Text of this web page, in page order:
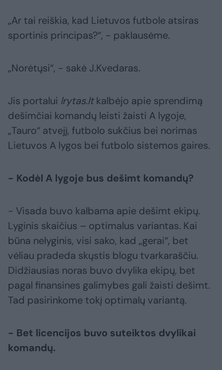
„Ar tai reiškia, kad Lietuvos futbole atsiras
sportinis principas?“, - paklausėme.
„Norėtųsi“, - sakė J.Kvedaras.
Jis portalui lrytas.ltkalbėjo apie sprendimą
dešimčiai komandų leisti žaisti A lygoje,
„Tauro“ atvejį, futbolo sukčius bei norimas
Lietuvos A lygos bei futbolo sistemos gaires.
- Kodėl A lygoje bus dešimt komandų?
- Visada buvo kalbama apie dešimt ekipų.
Lyginis skaičius – optimalus variantas. Kai
būna nelyginis, visi sako, kad „gerai“, bet
vėliau pradeda skųstis blogu tvarkaraščiu.
Didžiausias noras buvo dvylika ekipų, bet
pagal finansines galimybes gali žaisti dešimt.
Tad pasirinkome tokį optimalų variantą.
- Bet licencijos buvo suteiktos dvylikai
komandų.